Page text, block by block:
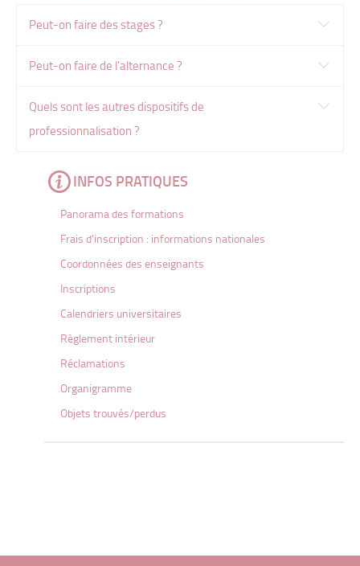
Peut-on faire des stages ?
Peut-on faire de l'alternance ?
Quels sont les autres dispositifs de
professionnalisation ?
INFOS PRATIQUES
Panorama des formations
Frais d'inscription : informations nationales
Coordonnées des enseignants
Inscriptions
Calendriers universitaires
Règlement intérieur
Réclamations
Organigramme
Objets trouvés/perdus